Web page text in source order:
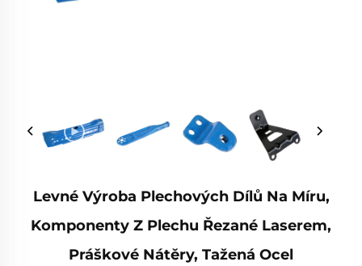
Levné Výroba Plechových Dílů Na Míru,
Komponenty Z Plechu Řezané Laserem,
Práškové Nátěry, Tažená Ocel